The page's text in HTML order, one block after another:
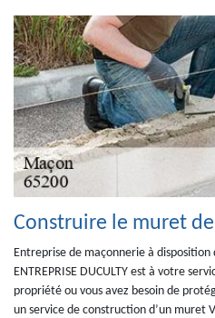
Construire le muret
Entreprise de maçonnerie à
ENTREPRISE DUCULTY est à votre
propriété ou vous avez besoin de
un service de construction d’un muret